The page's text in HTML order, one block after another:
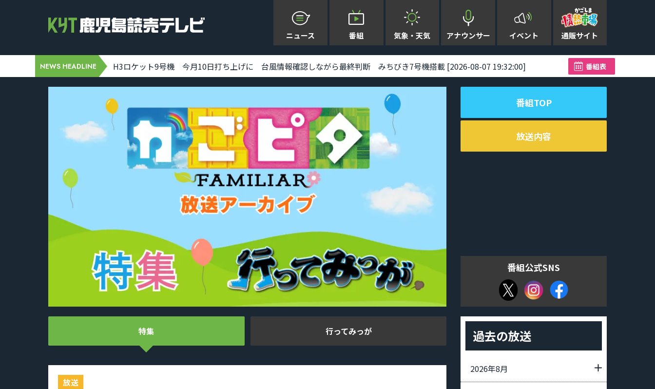
ニュース 番組 気象・天気 アナウンサー イベント 通販サイト
NEWS HEADLINE
08-07 19:31:00] H3ロケット9号機 今月10日打ち上げに 台風情報確認しながら最終判断 みちびき7号機搭載 [2026-08-07 19:32:00] 台風13号が奄美に猛
番組表
番組TOP
放送内容
番組公式SNS
特集
放送
行ってみっが 過去の放送
2026年8月